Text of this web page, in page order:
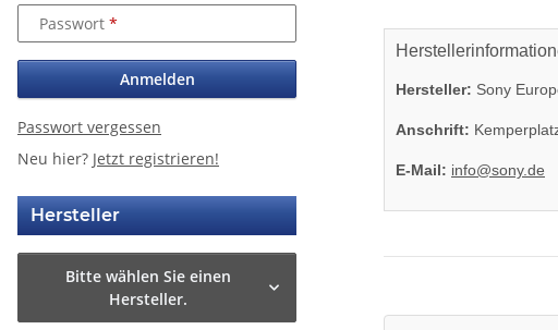
Hersteller: Sony
Anschrift:
E-Mail: info@sony.de
Passwort
Anmelden
Passwort vergessen
Neu hier? Jetzt registrieren!
Hersteller
Bitte wählen Sie einen
Hersteller.